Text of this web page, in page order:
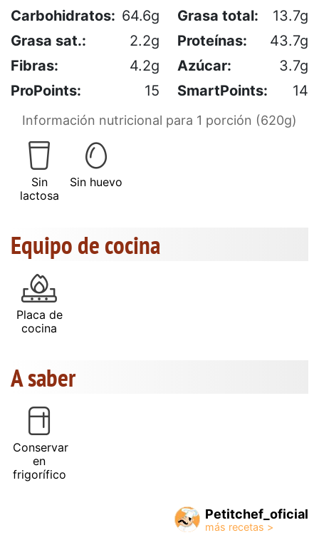
Carbohidratos: 64.6g Grasa total:
13.7g
Grasa sat.:
2.2g Proteínas:
43.7g
Fibras:
4.2g Azúcar:
3.7g
ProPoints:
15 SmartPoints: 14
Información nutricional para 1 porción (620g)
Sin
lactosa
Sin huevo
Equipo de cocina
Placa de
cocina
A saber
Conservar
en
frigorífico
Petitchef_oficial